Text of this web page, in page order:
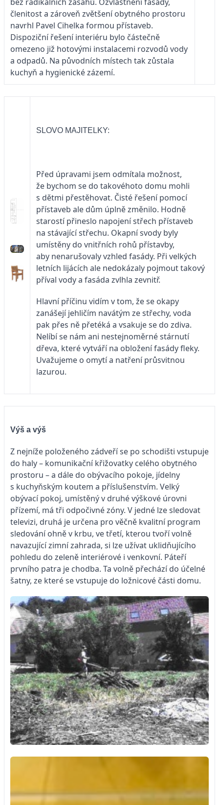
členitost a zároveň zvětšení obytného prostoru
navrhl Pavel Cihelka formou přístaveb.
Dispoziční řešení interiéru bylo částečně
omezeno již hotovými instalacemi rozvodů vody
a odpadů. Na původních místech tak zůstala
kuchyň a hygienické zázemí.
SLOVO MAJITELKY:
Před úpravami jsem odmítala možnost,
že bychom se do takovéhoto domu mohli
s dětmi přestěhovat. Čisté řešení pomocí
přístaveb ale dům úplně změnilo. Hodně
starostí přineslo napojení střech přístaveb
na stávající střechu. Okapní svody byly
umístěny do vnitřních rohů přístavby,
aby nenarušovaly vzhled fasády. Při velkých
letních lijácích ale nedokázaly pojmout takový
příval vody a fasáda zvlhla zevnitř.
Hlavní příčinu vidím v tom, že se okapy
zanášejí jehličím navátým ze střechy, voda
pak přes ně přetéká a vsakuje se do zdiva.
Nelíbí se nám ani nestejnoměrné stárnutí
dřeva, které vytváří na obložení fasády fleky.
Uvažujeme o omytí a natření průsvitnou
lazurou.
Výš a výš
Z nejníže položeného zádveří se po schodišti vstupuje
do haly – komunikační křižovatky celého obytného
prostoru – a dále do obývacího pokoje, jídelny
s kuchyňským koutem a příslušenstvím. Velký
obývací pokoj, umístěný v druhé výškové úrovni
přízemí, má tři odpočivné zóny. V jedné lze sledovat
televizi, druhá je určena pro věčně kvalitní program
sledování ohně v krbu, ve třetí, kterou tvoří volně
navazující zimní zahrada, si lze užívat uklidňujícího
pohledu do zeleně interiérové i venkovní. Páteří
prvního patra je chodba. Ta volně přechází do účelné
šatny, ze které se vstupuje do ložnicové části domu.